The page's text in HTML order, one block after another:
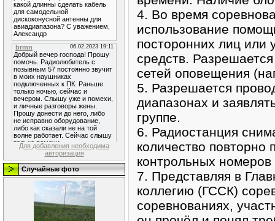
Для добавления необходима
авторизация
Случайные фото
4. Во время
использование
посторонних лиц или
средств.
сетей оповещения
5. Разрешается
диапазонах и
группе.
6. Радиостанция
количество
контрольных
7. Представляя в
коллегию (ГССК)
соревнованиях,